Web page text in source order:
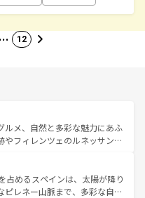
12
ルメ、自然と多彩な魅力にあふ
やフィレンツェのルネッサンス
園風景やアマルフィ海岸の絶
ない。観光の合間には、本場の
イタリア料理を堪能することも
占めるスペインは、太陽が降り
ピレネー山脈まで、多彩な自然